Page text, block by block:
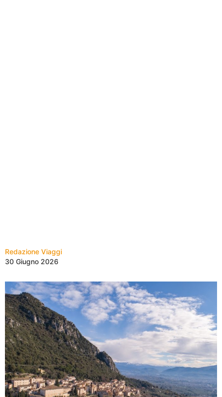
Redazione Viaggi
30 Giugno 2026